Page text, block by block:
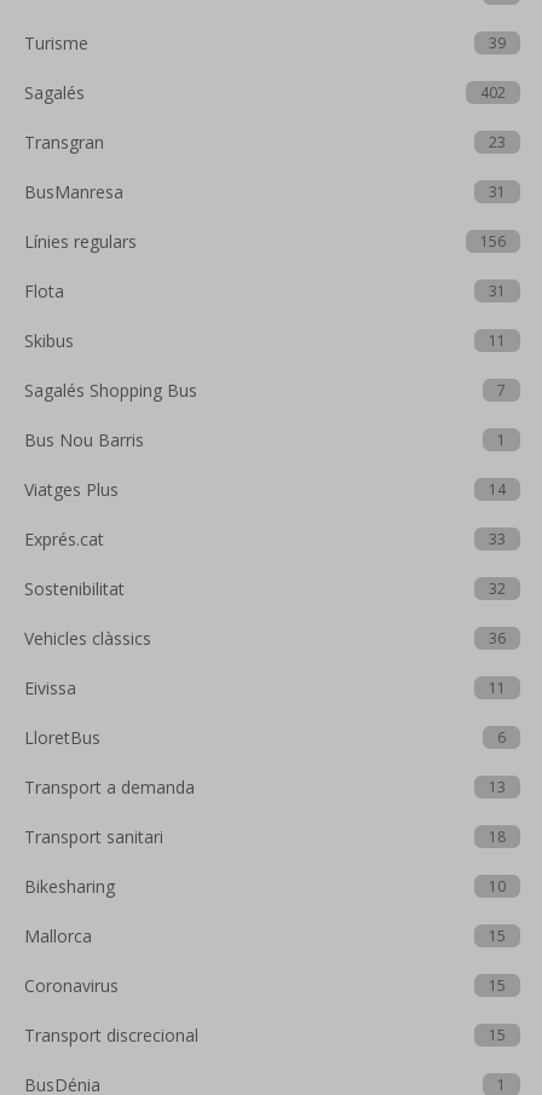
Turisme 39
Sagalés 402
Transgran 23
BusManresa 31
Línies regulars 156
Flota 31
Skibus 11
Sagalés Shopping Bus 7
Bus Nou Barris 1
Viatges Plus 14
Exprés.cat 33
Sostenibilitat 32
Vehicles clàssics 36
Eivissa 11
LloretBus 6
Transport a demanda 13
Transport sanitari 18
Bikesharing 10
Mallorca 15
Coronavirus 15
Transport discrecional 15
BusDénia 1